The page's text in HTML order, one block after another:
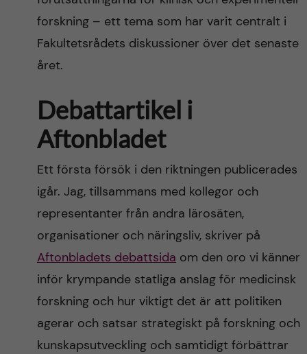
forskning – ett tema som har varit centralt i
Fakultetsrådets diskussioner över det senaste
året.
Debattartikel i
Aftonbladet
Ett första försök i den riktningen publicerades
igår. Jag, tillsammans med kollegor och
representanter från andra lärosäten,
organisationer och näringsliv, skriver på
Aftonbladets debattsida om den oro vi känner
inför krympande statliga anslag för medicinsk
forskning och hur viktigt det är att politiken
agerar och satsar strategiskt på forskning och
kunskapsutveckling och samtidigt förbättrar